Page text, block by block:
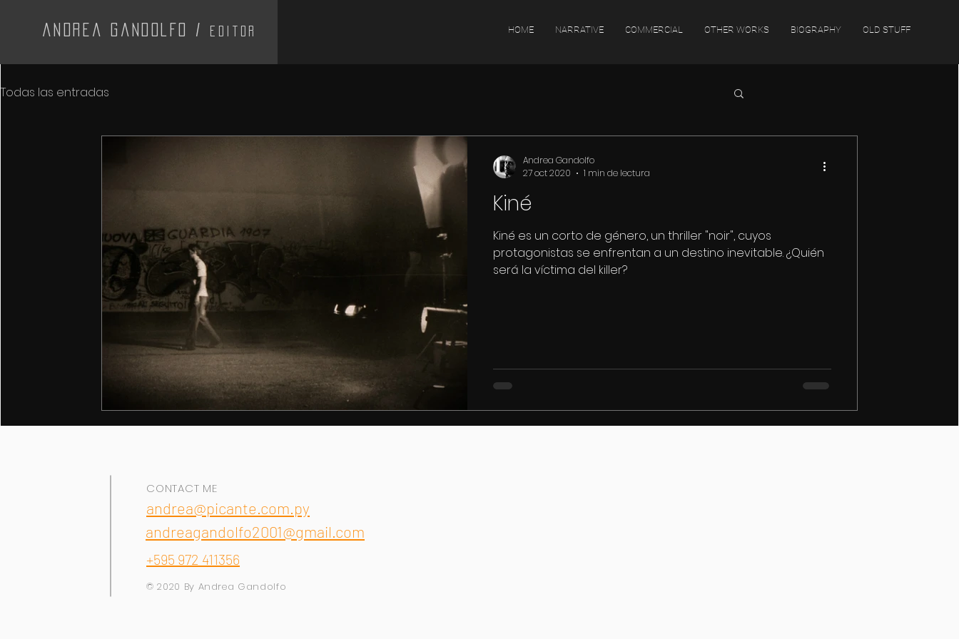
Andrea Gandolfo / Editor HOME NARRATIVE COMMERCIAL OTHER WORKS BIOGRAPHY OLD STUFF
Todas las entradas
Kiné
Kiné es un corto de género, un thriller "noir", cuyos
protagonistas se enfrentan a un destino inevitable. ¿Quién
será la víctima del killer?
Andrea Gandolfo
27 oct 2020
1 min de lectura
CONTACT ME
andrea@picante.com.py
andreagandolfo2001@gmail.com
© 2020 By Andrea Gandolfo
+595 972 411356